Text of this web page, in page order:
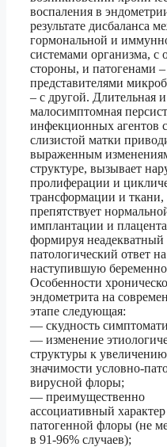
воспаления в
результате дисбаланса
гормональной и
системами организма, с
стороны, и патогенами –
представителями
– с другой. Длительная
малосимптомная
инфекционных агентов с
слизистой матки
выраженным
структуре, вызывает
пролиферации и
трансформации и ткани,
препятствует
имплантации и
формируя неадекватный
патологический ответ на
наступившую
Особенности
эндометрита на
этапе следующая:
— скудность
— изменение
структуры к увеличению
значимости условно-
вирусной флоры;
— преимущественно
ассоциативный характер
патогенной флоры (не
в 91-96% случаев);